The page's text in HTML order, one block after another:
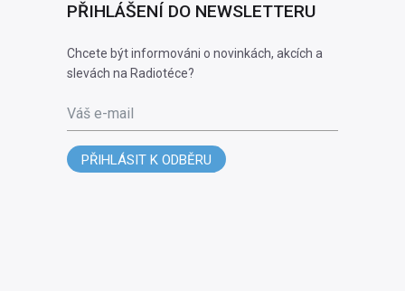
PŘIHLÁŠENÍ DO NEWSLETTERU
Chcete být informováni o novinkách, akcích a
slevách na Radiotéce?
Váš e-mail
PŘIHLÁSIT K ODBĚRU